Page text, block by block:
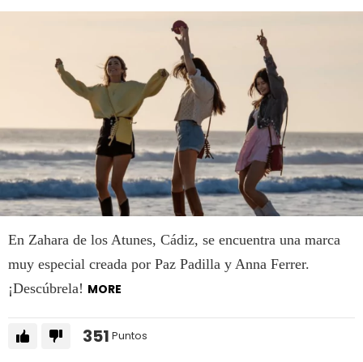
En Zahara de los Atunes, Cádiz, se encuentra una marca
muy especial creada por Paz Padilla y Anna Ferrer.
¡Descúbrela! MORE
351 Puntos